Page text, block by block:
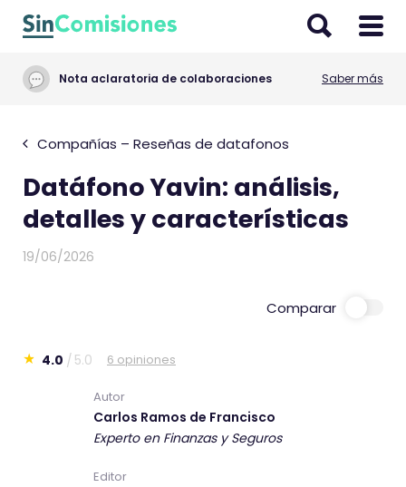
Nota aclaratoria de colaboraciones Saber más
Compañías – Reseñas de datafonos
Datáfono Yavin: análisis,
detalles y características
19/06/2026
Comparar
E
4.0 5.0 6 opiniones
Autor
Carlos Ramos de Francisco
Experto en Finanzas y Seguros
Editor